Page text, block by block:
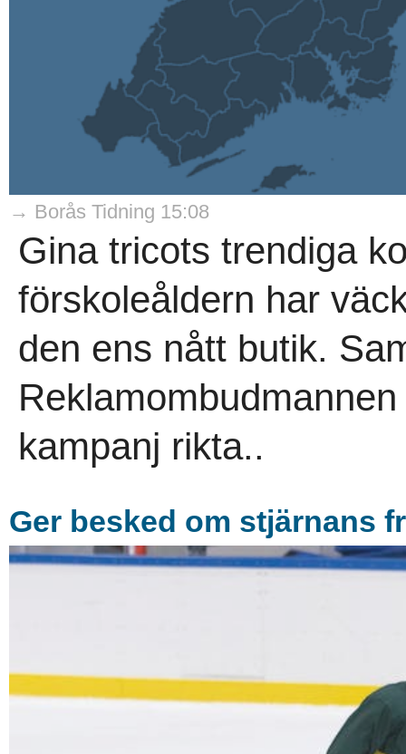
→ Borås Tidning 15:08
Gina tricots trendiga
förskoleåldern har
den ens nått butik.
kampanj rikta..
Ger besked om stjärnans